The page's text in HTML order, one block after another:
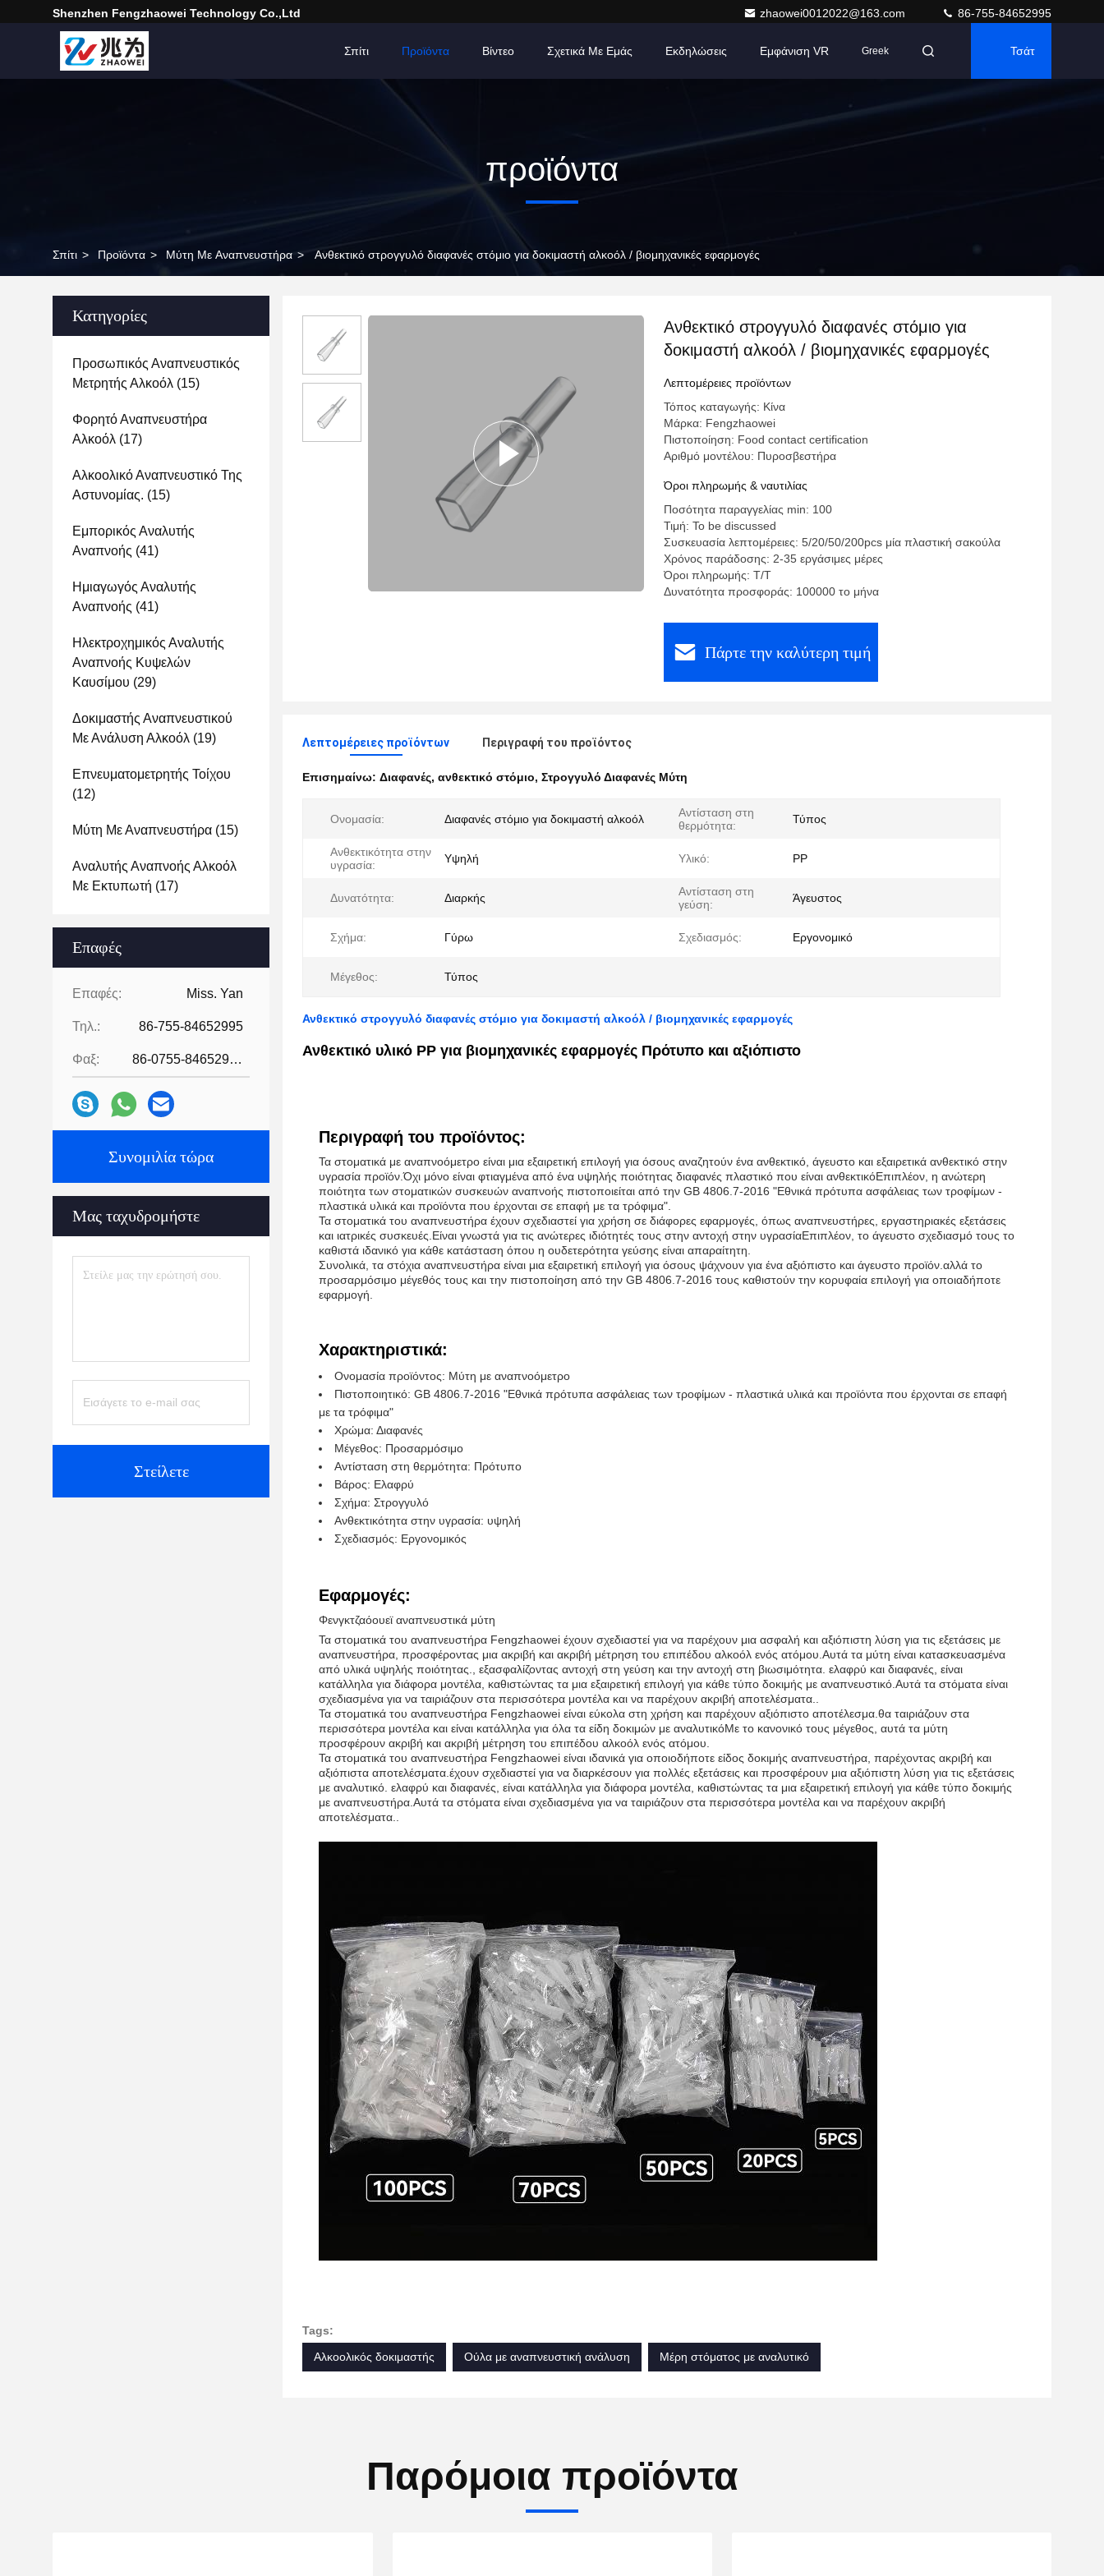
Shenzhen Fengzhaowei Technology Co.,Ltd zhaowei0012022@163.com 86-755-84652995
Σπίτι Προϊόντα Βίντεο Σχετικά Με Εμάς Εκδηλώσεις Εμφάνιση VR Greek Τσάτ
προϊόντα
Σπίτι > Προϊόντα > Μύτη Με Αναπνευστήρα > Ανθεκτικό στρογγυλό διαφανές στόμιο για δοκιμαστή αλκοόλ / βιομηχανικές εφαρμογές
Κατηγορίες
Προσωπικός Αναπνευστικός
Μετρητής Αλκοόλ (15)
Φορητό Αναπνευστήρα
Αλκοόλ (17)
Αλκοολικό Αναπνευστικό Της
Αστυνομίας. (15)
Εμπορικός Αναλυτής
Αναπνοής (41)
Ημιαγωγός Αναλυτής
Αναπνοής (41)
Ηλεκτροχημικός Αναλυτής
Αναπνοής Κυψελών
Καυσίμου (29)
Δοκιμαστής Αναπνευστικού
Με Ανάλυση Αλκοόλ (19)
Επνευματομετρητής Τοίχου
(12)
Μύτη Με Αναπνευστήρα (15)
Αναλυτής Αναπνοής Αλκοόλ
Με Εκτυπωτή (17)
Επαφές
Επαφές: Miss. Yan
Τηλ.: 86-755-84652995
Φαξ: 86-0755-84652995
Συνομιλία τώρα
Μας ταχυδρομήστε
Στείλετε
Ανθεκτικό στρογγυλό διαφανές στόμιο για
δοκιμαστή αλκοόλ / βιομηχανικές εφαρμογές
Λεπτομέρειες προϊόντων
Τόπος καταγωγής: Κίνα
Μάρκα: Fengzhaowei
Πιστοποίηση: Food contact certification
Αριθμό μοντέλου: Πυροσβεστήρα
Όροι πληρωμής & ναυτιλίας
Ποσότητα παραγγελίας min: 100
Τιμή: To be discussed
Συσκευασία λεπτομέρειες: 5/20/50/200pcs μία πλαστική σακούλα
Χρόνος παράδοσης: 2-35 εργάσιμες μέρες
Όροι πληρωμής: Τ/Τ
Δυνατότητα προσφοράς: 100000 το μήνα
Πάρτε την καλύτερη τιμή
Λεπτομέρειες προϊόντων Περιγραφή του προϊόντος
Επισημαίνω: Διαφανές, ανθεκτικό στόμιο, Στρογγυλό Διαφανές Μύτη
Ονομασία: Διαφανές στόμιο για δοκιμαστή αλκοόλ
Αντίσταση στη
θερμότητα:
Τύπος
Ανθεκτικότητα στην
υγρασία:
Υψηλή Υλικό: PP
Δυνατότητα: Διαρκής
Αντίσταση στη
γεύση:
Άγευστος
Σχήμα: Γύρω Σχεδιασμός: Εργονομικό
Μέγεθος: Τύπος
Ανθεκτικό στρογγυλό διαφανές στόμιο για δοκιμαστή αλκοόλ / βιομηχανικές εφαρμογές
Ανθεκτικό υλικό PP για βιομηχανικές εφαρμογές Πρότυπο και αξιόπιστο
Περιγραφή του προϊόντος:
Τα στοματικά με αναπνοόμετρο είναι μια εξαιρετική επιλογή για όσους αναζητούν ένα ανθεκτικό, άγευστο και εξαιρετικά ανθεκτικό στην
υγρασία προϊόν.Όχι μόνο είναι φτιαγμένα από ένα υψηλής ποιότητας διαφανές πλαστικό που είναι ανθεκτικόΕπιπλέον, η ανώτερη
ποιότητα των στοματικών συσκευών αναπνοής πιστοποιείται από την GB 4806.7-2016 "Εθνικά πρότυπα ασφάλειας των τροφίμων -
πλαστικά υλικά και προϊόντα που έρχονται σε επαφή με τα τρόφιμα".
Τα στοματικά του αναπνευστήρα έχουν σχεδιαστεί για χρήση σε διάφορες εφαρμογές, όπως αναπνευστήρες, εργαστηριακές εξετάσεις
και ιατρικές συσκευές.Είναι γνωστά για τις ανώτερες ιδιότητές τους στην αντοχή στην υγρασίαΕπιπλέον, το άγευστο σχεδιασμό τους το
καθιστά ιδανικό για κάθε κατάσταση όπου η ουδετερότητα γεύσης είναι απαραίτητη.
Συνολικά, τα στόχια αναπνευστήρα είναι μια εξαιρετική επιλογή για όσους ψάχνουν για ένα αξιόπιστο και άγευστο προϊόν.αλλά το
προσαρμόσιμο μέγεθός τους και την πιστοποίηση από την GB 4806.7-2016 τους καθιστούν την κορυφαία επιλογή για οποιαδήποτε
εφαρμογή.
Χαρακτηριστικά:
Ονομασία προϊόντος: Μύτη με αναπνοόμετρο
Πιστοποιητικό: GB 4806.7-2016 "Εθνικά πρότυπα ασφάλειας των τροφίμων - πλαστικά υλικά και προϊόντα που έρχονται σε επαφή
με τα τρόφιμα"
Χρώμα: Διαφανές
Μέγεθος: Προσαρμόσιμο
Αντίσταση στη θερμότητα: Πρότυπο
Βάρος: Ελαφρύ
Σχήμα: Στρογγυλό
Ανθεκτικότητα στην υγρασία: υψηλή
Σχεδιασμός: Εργονομικός
Εφαρμογές:
Φενγκτζαόουεϊ αναπνευστικά μύτη
Τα στοματικά του αναπνευστήρα Fengzhaowei έχουν σχεδιαστεί για να παρέχουν μια ασφαλή και αξιόπιστη λύση για τις εξετάσεις με
αναπνευστήρα, προσφέροντας μια ακριβή και ακριβή μέτρηση του επιπέδου αλκοόλ ενός ατόμου.Αυτά τα μύτη είναι κατασκευασμένα
από υλικά υψηλής ποιότητας., εξασφαλίζοντας αντοχή στη γεύση και την αντοχή στη βιωσιμότητα. ελαφρύ και διαφανές, είναι
κατάλληλα για διάφορα μοντέλα, καθιστώντας τα μια εξαιρετική επιλογή για κάθε τύπο δοκιμής με αναπνευστικό.Αυτά τα στόματα είναι
σχεδιασμένα για να ταιριάζουν στα περισσότερα μοντέλα και να παρέχουν ακριβή αποτελέσματα..
Τα στοματικά του αναπνευστήρα Fengzhaowei είναι εύκολα στη χρήση και παρέχουν αξιόπιστο αποτέλεσμα.θα ταιριάζουν στα
περισσότερα μοντέλα και είναι κατάλληλα για όλα τα είδη δοκιμών με αναλυτικόΜε το κανονικό τους μέγεθος, αυτά τα μύτη
προσφέρουν ακριβή και ακριβή μέτρηση του επιπέδου αλκοόλ ενός ατόμου.
Τα στοματικά του αναπνευστήρα Fengzhaowei είναι ιδανικά για οποιοδήποτε είδος δοκιμής αναπνευστήρα, παρέχοντας ακριβή και
αξιόπιστα αποτελέσματα.έχουν σχεδιαστεί για να διαρκέσουν για πολλές εξετάσεις και προσφέρουν μια αξιόπιστη λύση για τις εξετάσεις
με αναλυτικό. ελαφρύ και διαφανές, είναι κατάλληλα για διάφορα μοντέλα, καθιστώντας τα μια εξαιρετική επιλογή για κάθε τύπο δοκιμής
με αναπνευστήρα.Αυτά τα στόματα είναι σχεδιασμένα για να ταιριάζουν στα περισσότερα μοντέλα και να παρέχουν ακριβή
αποτελέσματα..
Tags:
Αλκοολικός δοκιμαστής
Ούλα με αναπνευστική ανάλυση Μέρη στόματος με αναλυτικό
Παρόμοια προϊόντα